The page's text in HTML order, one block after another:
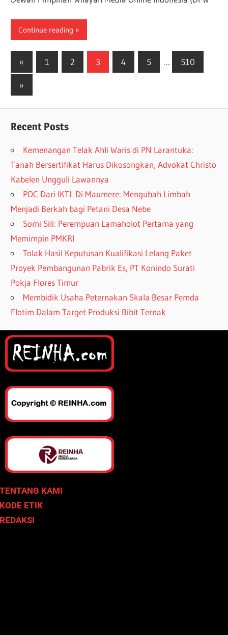
Continue reading
« 1 2 3 4 5 … 510
»
Recent Posts
Kemenangan Telak Ahli Waris di PN Larantuka:
Tanah Bersertifikat Harus Dikosongkan, Advokat Christo
Kabelen Ungguli Lawannya
POC Dari IKTL Di Maumere: Mengubah Limbah
Menjadi Berkah bagi Petani Desa Nebe
Somi Sili: Perempuan Lamaholot Pertama yang
Memimpin PMKRI
Tolak Hasil Keputusan Kualifikasi Lelang Paket
Proyek Pembangunan Pabrik Es, PT Konindo Surati
Pokja Flores Timur
Membidik Usaha Peternakan Skala Besar Pemda
Flotim Dalam Target Produksi Bibit Ternak
TENTANG KAMI
KODE ETIK
REDAKSI